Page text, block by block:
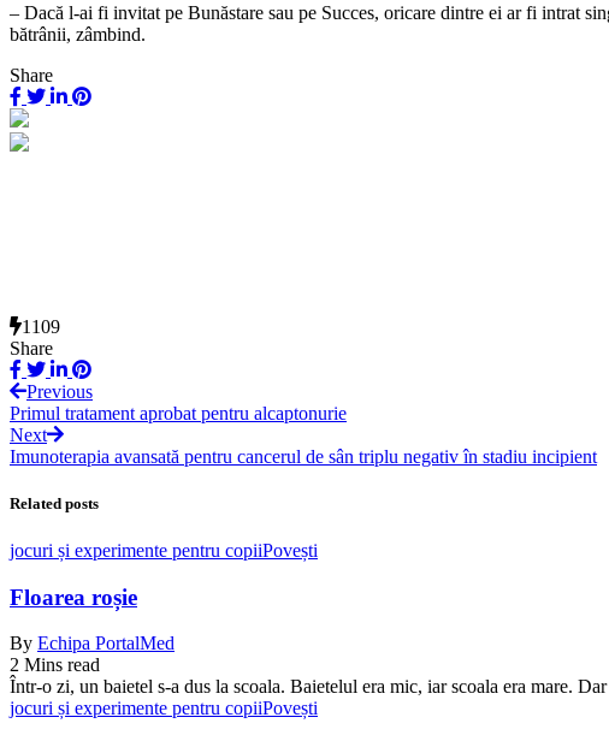
– Dacă l-ai fi invitat pe Bunăstare sau pe Succes, oricare dintre ei ar fi intrat
bătrânii, zâmbind.
Share
1109
Share
Previous
Primul tratament aprobat pentru alcaptonurie
Next
Imunoterapia avansată pentru cancerul de sân triplu negativ în stadiu incipient
Related posts
jocuri și experimente pentru copiiPovești
Floarea roșie
By Echipa PortalMed
2 Mins read
Într-o zi, un baietel s-a dus la scoala. Baietelul era mic, iar scoala era mare.
jocuri și experimente pentru copiiPovești